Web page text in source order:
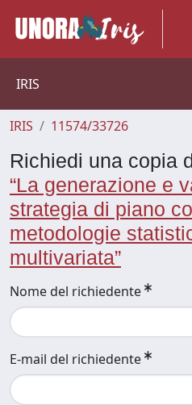
IRIS
IRIS 11574/33726
Richiedi una copia
“La generazione e
strategia di piano
metodologie
multivariata”
Nome del richiedente
E-mail del richiedente